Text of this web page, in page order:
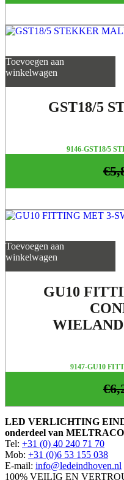
Toevoegen aan
winkelwagen
GST18/5
9146-GST18/5
€
Toevoegen aan
winkelwagen
GU10
9147-GU10
€
LED VERLICHTING
onderdeel van
Tel: +31 (0) 40 240 71 70
Mob: +31 (0)6 53 155 038
E-mail: info@ledeindhoven.nl
100% VEILIG EN